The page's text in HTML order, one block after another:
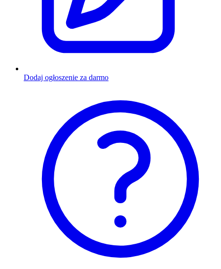
Dodaj ogłoszenie za darmo